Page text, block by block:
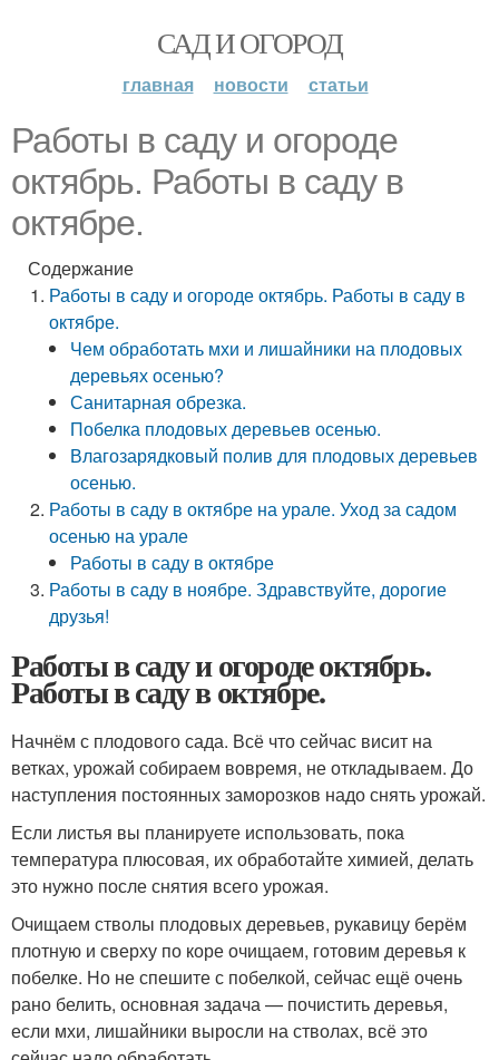
САД И ОГОРОД
главная новости статьи
Работы в саду и огороде
октябрь. Работы в саду в
октябре.
Содержание
Работы в саду и огороде октябрь. Работы в саду в
октябре.
Чем обработать мхи и лишайники на плодовых
деревьях осенью?
Санитарная обрезка.
Побелка плодовых деревьев осенью.
Влагозарядковый полив для плодовых деревьев
осенью.
Работы в саду в октябре на урале. Уход за садом
осенью на урале
Работы в саду в октябре
Работы в саду в ноябре. Здравствуйте, дорогие
друзья!
Работы в саду и огороде октябрь.
Работы в саду в октябре.
Начнём с плодового сада. Всё что сейчас висит на
ветках, урожай собираем вовремя, не откладываем. До
наступления постоянных заморозков надо снять урожай.
Если листья вы планируете использовать, пока
температура плюсовая, их обработайте химией, делать
это нужно после снятия всего урожая.
Очищаем стволы плодовых деревьев, рукавицу берём
плотную и сверху по коре очищаем, готовим деревья к
побелке. Но не спешите с побелкой, сейчас ещё очень
рано белить, основная задача — почистить деревья,
если мхи, лишайники выросли на стволах, всё это